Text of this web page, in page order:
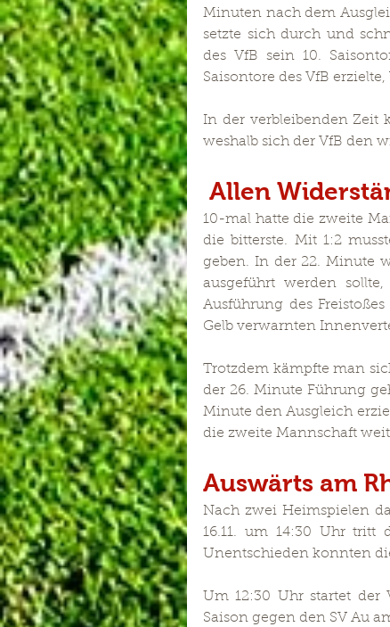
Minuten nach dem
setzte sich durch und
des VfB sein 10.
Saisontore des VfB erzielte,
In der verbleibenden Zeit
weshalb sich der VfB den
Allen
10-mal hatte die zweite
die bitterste. Mit 1:2
geben. In der 22. Minute
ausgeführt werden
Ausführung des
Gelb verwarnten
Trotzdem kämpfte man
der 26. Minute Führung
Minute den Ausgleich
die zweite Mannschaft
Auswärts am
Nach zwei Heimspielen
16.11. um 14:30 Uhr
Unentschieden konnten
Um 12:30 Uhr startet der
Saison gegen den SV Au